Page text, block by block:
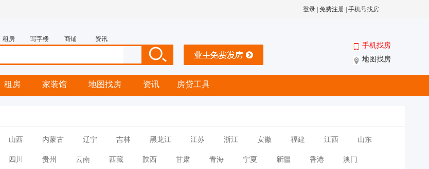
登录 免费注册 手机号找房
租房 写字楼 商铺 资讯
手机找房
地图找房
租房 家装馆 地图找房 资讯 房贷工具
山西 内蒙古 辽宁 吉林 黑龙江 江苏 浙江 安徽 福建 江西 山东
四川 贵州 云南 西藏 陕西 甘肃 青海 宁夏 新疆 香港 澳门